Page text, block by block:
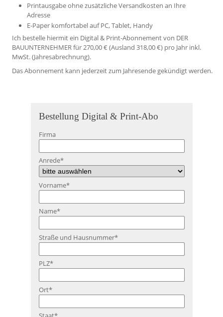
Printausgabe ohne zusätzliche Versandkosten an Ihre
Adresse
E-Paper komfortabel auf PC, Tablet, Handy
Ich bestelle hiermit ein Digital & Print-Abonnement von DER
BAUUNTERNEHMER für 270,00 € (Ausland 318,00 €) pro Jahr inkl.
MwSt. (Jahresabrechnung).
Das Abonnement kann jederzeit zum Jahresende gekündigt werden.
Bestellung Digital & Print-Abo
Firma
Anrede*
Vorname*
Name*
Straße und Hausnummer*
PLZ*
Ort*